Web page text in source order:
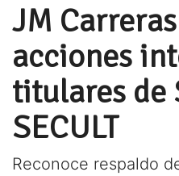
JM
acciones
titulares de
SECULT
Reconoce respaldo